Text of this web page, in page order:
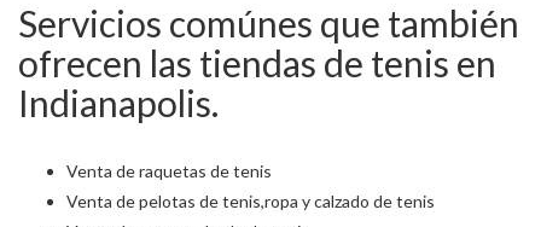
Servicios comúnes que también
ofrecen las tiendas de tenis en
Indianapolis.
Venta de raquetas de tenis
Venta de pelotas de tenis,ropa y calzado de tenis